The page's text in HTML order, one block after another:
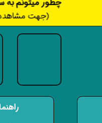
​​​چطور میتونم به
(جهت مشاهده